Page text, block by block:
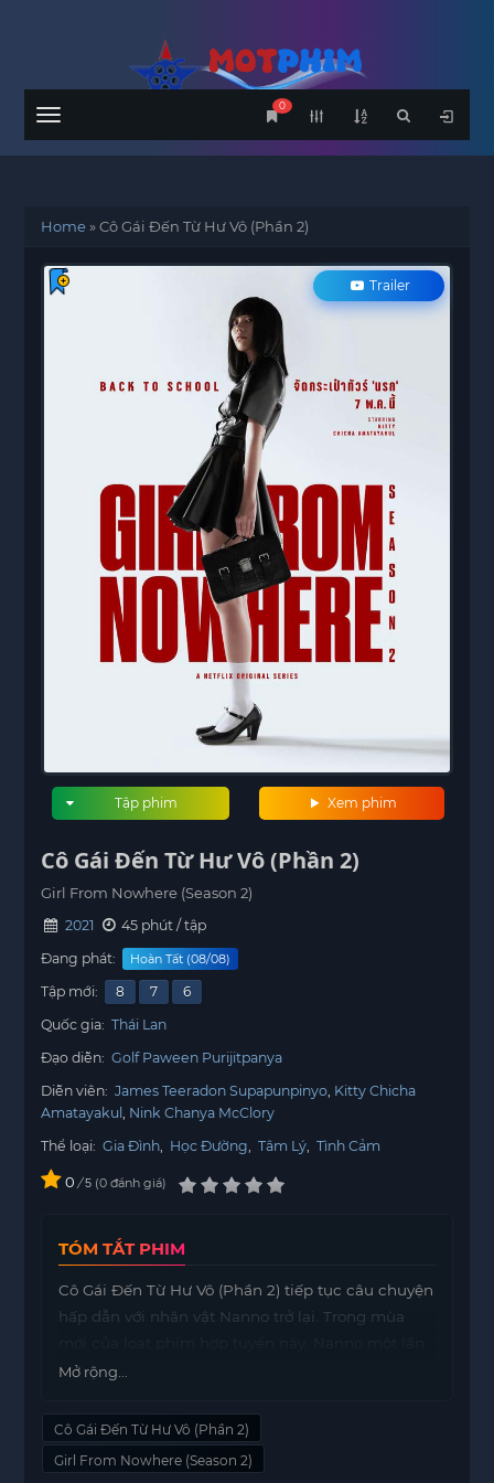
Menu
0
Home»Cô Gái Đến Từ Hư Vô (Phần 2)
Trailer
Xem phim
Tập phim
Cô Gái Đến Từ Hư Vô (Phần 2)
Girl From Nowhere (Season 2)
2021
45 phút / tập
Đang phát:
Hoàn Tất (08/08)
Tập mới: 8 7
6
Quốc gia: Thái Lan
Đạo diễn: Golf Paween Purijitpanya
Diễn viên: James Teeradon Supapunpinyo Kitty Chicha
Amatayakul
Nink Chanya McClory
Thể loại: Gia Đình Học Đường Tâm Lý Tình Cảm
0 / 5 0 đánh giá
TÓM TẮT PHIM
Cô Gái Đến Từ Hư Vô (Phần 2) tiếp tục câu chuyện
hấp dẫn với nhân vật Nanno trở lại. Trong mùa
nữa gây ra những quả báo cho nhiều học sinh và
mà có sự đồng hành của những nhân vật khác.
Nanno, với sức mạnh và sự bí ẩn của mình, tiếp
Mở rộng...
Cô Gái Đến Từ Hư Vô (Phần 2)
Girl From Nowhere (Season 2)